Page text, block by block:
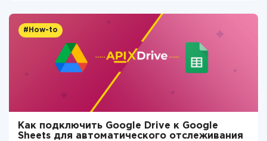
#How-to
Как подключить Google Drive к Google
Sheets для автоматического отслеживания